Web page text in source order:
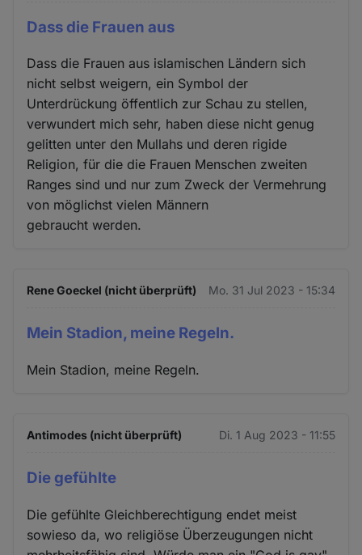
Dass die Frauen aus
Dass die Frauen aus islamischen Ländern sich
nicht selbst weigern, ein Symbol der
Unterdrückung öffentlich zur Schau zu stellen,
verwundert mich sehr, haben diese nicht genug
gelitten unter den Mullahs und deren rigide
Religion, für die die Frauen Menschen zweiten
Ranges sind und nur zum Zweck der Vermehrung
von möglichst vielen Männern
gebraucht werden.
Rene Goeckel (nicht überprüft) Mo. 31 Jul 2023 - 15:34
Mein Stadion, meine Regeln.
Mein Stadion, meine Regeln.
Antimodes (nicht überprüft) Di. 1 Aug 2023 - 11:55
Die gefühlte
Die gefühlte Gleichberechtigung endet meist
sowieso da, wo religiöse Überzeugungen nicht